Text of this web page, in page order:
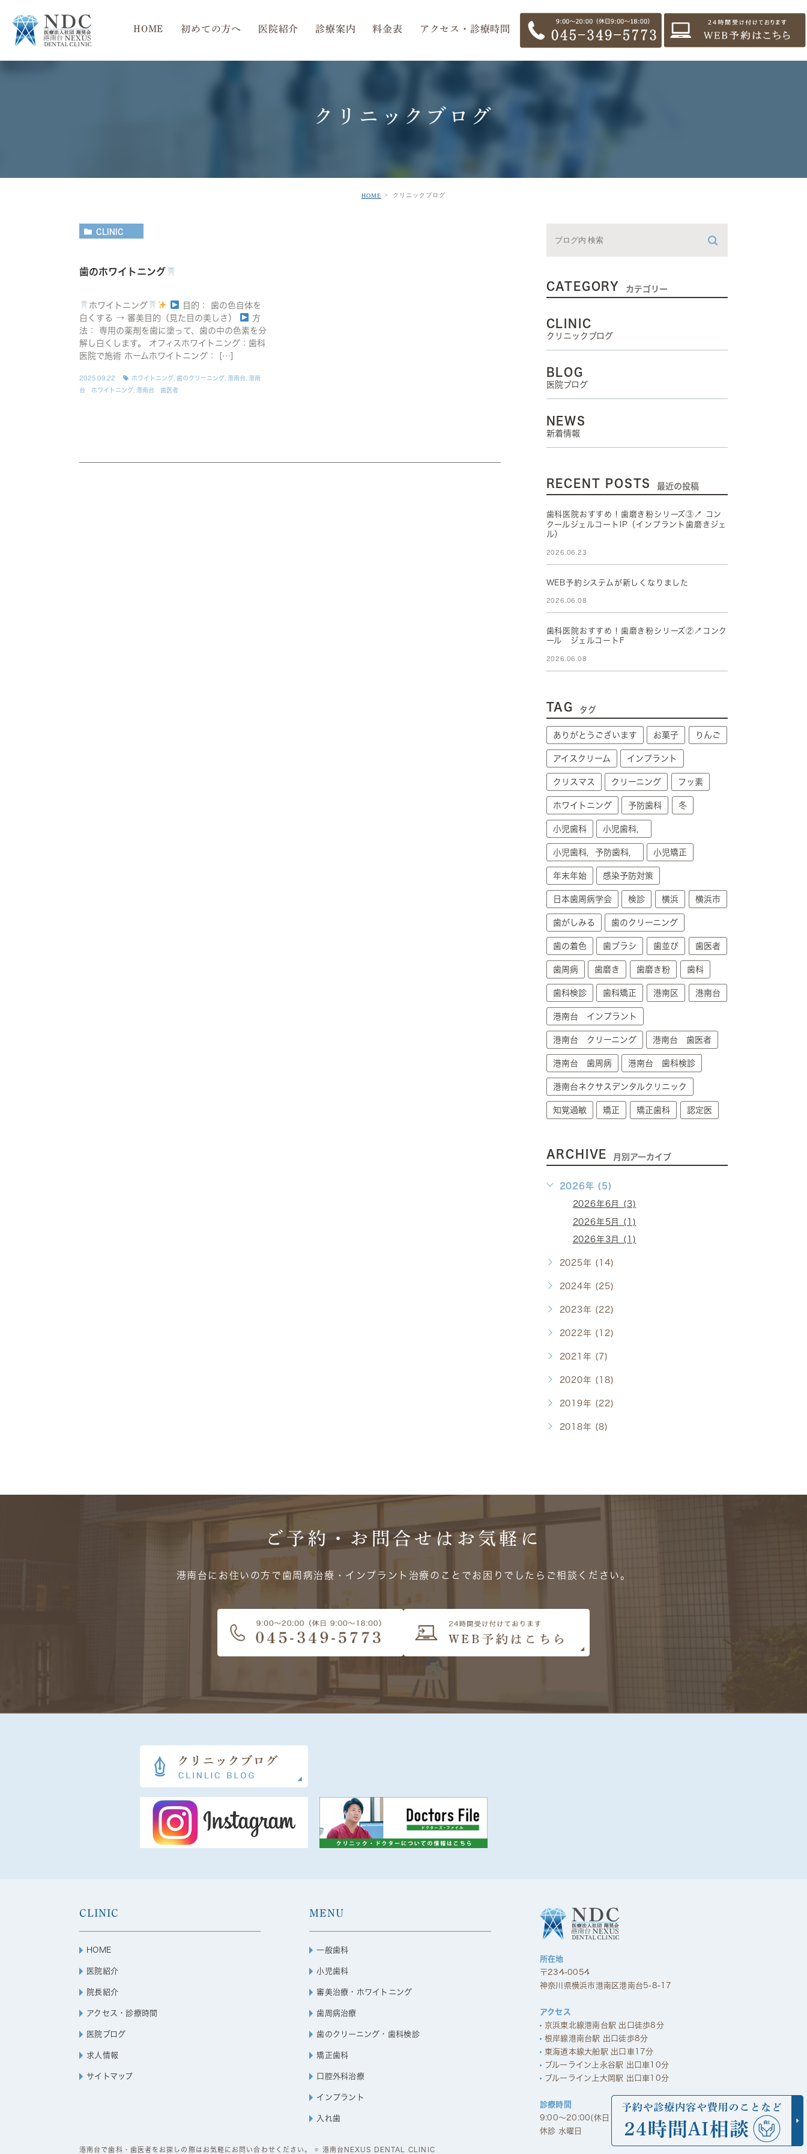
HOME 初めての方へ 医院紹介
歯科医師紹介 矯正担当医紹介 医院紹介
診療案内
審美治療・セラミック 歯周病治療
料金表 アクセス・診療時間
クリニックブログ
HOME クリニックブログ
CLINIC
歯のホワイトニング
ホワイトニング
目的： 歯の色自体を
白くする → 審美目的（見た目の美しさ）
方
法： 専用の薬剤を歯に塗って、歯の中の色素を分
解し白くします。 オフィスホワイトニング：歯科
医院で施術 ホームホワイトニング： […]
2025.09.22 ホワイトニング 歯のクリーニング 港南台 港南
台 ホワイトニング 港南台 歯医者
CATEGORY カテゴリー
CLINIC
クリニックブログ
BLOG
医院ブログ
NEWS
新着情報
RECENT POSTS 最近の投稿
歯科医院おすすめ！歯磨き粉シリーズ③🪥 コン
クールジェルコートIP（インプラント歯磨きジェ
ル）
2026.06.23
WEB予約システムが新しくなりました
2026.06.08
歯科医院おすすめ！歯磨き粉シリーズ②🪥コンク
ール ジェルコートF
2026.06.08
TAG タグ
ありがとうございます お菓子 りんご
アイスクリーム インプラント
クリスマス クリーニング フッ素
ホワイトニング 予防歯科 冬
小児歯科 小児歯科，
小児歯科，予防歯科， 小児矯正
年末年始 感染予防対策
日本歯周病学会 検診 横浜 横浜市
歯がしみる 歯のクリーニング
歯の着色 歯ブラシ 歯並び 歯医者
歯周病 歯磨き 歯磨き粉 歯科
歯科検診 歯科矯正 港南区 港南台
港南台 インプラント
港南台 クリーニング 港南台 歯医者
港南台 歯周病 港南台 歯科検診
港南台ネクサスデンタルクリニック
知覚過敏 矯正 矯正歯科 認定医
ARCHIVE 月別アーカイブ
2026年 (5)
2026年6月 (3)
2026年5月 (1)
2026年3月 (1)
2025年 (14)
2024年 (25)
2023年 (22)
2022年 (12)
2021年 (7)
2020年 (18)
2019年 (22)
2018年 (8)
ご予約・お問合せは お気軽に
港南台にお住いの方で歯周病治療・インプラント治療のことでお困りでしたらご相談ください。
CLINIC
HOME
医院紹介
院長紹介
アクセス・診療時間
医院ブログ
求人情報
サイトマップ
MENU
一般歯科
小児歯科
審美治療・ホワイトニング
歯周病治療
歯のクリーニング・歯科検診
矯正歯科
口腔外科治療
インプラント
入れ歯
所在地
〒234-0054
神奈川県横浜市港南区港南台5-8-17
アクセス
京浜東北線港南台駅 出口徒歩8分
根岸線港南台駅 出口徒歩8分
東海道本線大船駅 出口車17分
ブルーライン上永谷駅 出口車10分
ブルーライン上大岡駅 出口車10分
診療時間
9:00～20:00(休日 9:00～18:00)
休診 水曜日
港南台で歯科・歯医者をお探しの際はお気軽にお問い合わせください。 © 港南台NEXUS DENTAL CLINIC